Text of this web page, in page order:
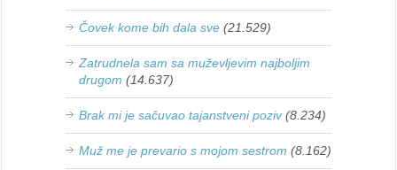
Čovek kome bih dala sve (21.529)
Zatrudnela sam sa muževljevim najboljim
drugom (14.637)
Brak mi je sačuvao tajanstveni poziv (8.234)
Muž me je prevario s mojom sestrom (8.162)